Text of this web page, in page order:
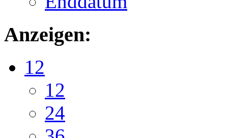
Anzeigen:
12
12
24